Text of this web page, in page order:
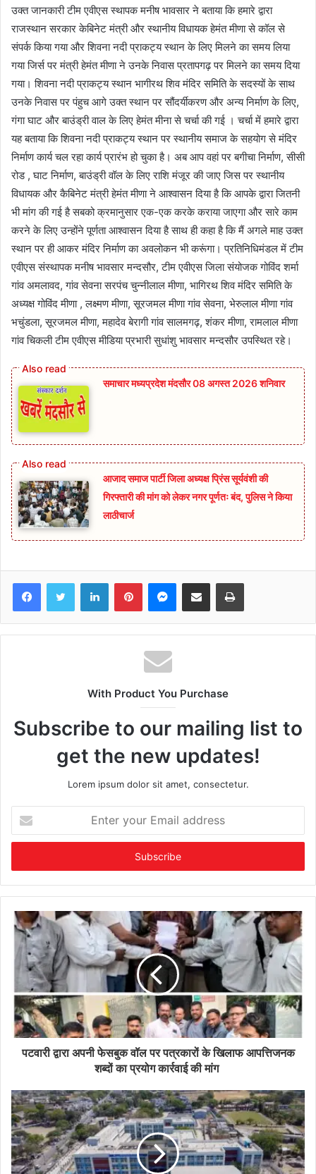
उक्त जानकारी टीम एवीएस स्थापक मनीष भावसार ने बताया कि हमारे द्वारा
राजस्थान सरकार केबिनेट मंत्री और स्थानीय विधायक हेमंत मीणा से कॉल से
संपर्क किया गया और शिवना नदी प्राकट्य स्थान के लिए मिलने का समय लिया
गया जिर्स पर मंत्री हेमंत मीणा ने उनके निवास प्रतापगढ़ पर मिलने का समय दिया
गया। शिवना नदी प्राकट्य स्थान भागीरथ शिव मंदिर समिति के सदस्यों के साथ
उनके निवास पर पंहुच आगे उक्त स्थान पर सौंदर्यीकरण और अन्य निर्माण के लिए,
गंगा घाट और बाउंड्री वाल के लिए हेमंत मीना से चर्चा की गई । चर्चा में हमारे द्वारा
यह बताया कि शिवना नदी प्राकट्य स्थान पर स्थानीय समाज के सहयोग से मंदिर
निर्माण कार्य चल रहा कार्य प्रारंभ हो चुका है। अब आप वहां पर बगीचा निर्माण, सीसी
रोड , घाट निर्माण, बाउंड्री वॉल के लिए राशि मंजूर की जाए जिस पर स्थानीय
विधायक और कैबिनेट मंत्री हेमंत मीणा ने आश्वासन दिया है कि आपके द्वारा जितनी
भी मांग की गई है सबको क्रमानुसार एक-एक करके कराया जाएगा और सारे काम
करने के लिए उन्होंने पूर्णता आश्वासन दिया है साथ ही कहा है कि मैं अगले माह उक्त
स्थान पर ही आकर मंदिर निर्माण का अवलोकन भी करूंगा। प्रतिनिधिमंडल में टीम
एवीएस संस्थापक मनीष भावसार मन्दसौर, टीम एवीएस जिला संयोजक गोविंद शर्मा
गांव अमलावद, गांव सेवना सरपंच चुन्नीलाल मीणा, भागिरथ शिव मंदिर समिति के
अध्यक्ष गोविंद मीणा , लक्ष्मण मीणा, सूरजमल मीणा गांव सेवना, भेरुलाल मीणा गांव
भचुंडला, सूरजमल मीणा, महादेव बेरागी गांव सालमगढ़, शंकर मीणा, रामलाल मीणा
गांव चिकली टीम एवीएस मीडिया प्रभारी सुधांशु भावसार मन्दसौर उपस्थित रहे।
समाचार मध्यप्रदेश मंदसौर 08 अगस्त 2026 शनिवार
आजाद समाज पार्टी जिला अध्यक्ष प्रिंस सूर्यवंशी की
गिरफ्तारी की मांग को लेकर नगर पूर्णतः बंद, पुलिस ने किया
लाठीचार्ज
FacebookTwitter LinkedInPinterestMessenger
Share via Email Print
With Product You Purchase
Subscribe to our mailing list to
get the new updates!
Lorem ipsum dolor sit amet, consectetur.
your
Email
पटवारी द्वारा अपनी फेसबुक वॉल पर पत्रकारों के खिलाफ आपत्तिजनक
शब्दों का प्रयोग कार्रवाई की मांग